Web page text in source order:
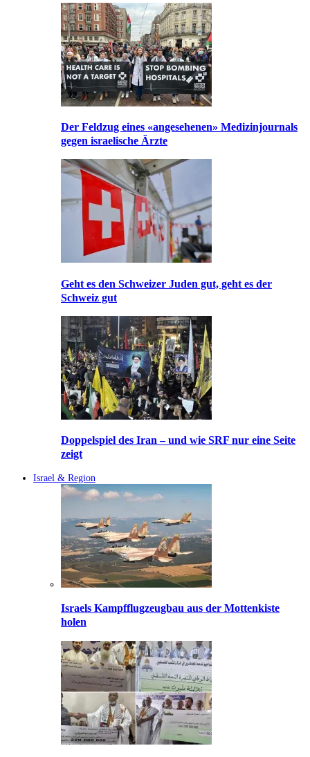
Der Feldzug eines «angesehenen» Medizinjournals
gegen israelische Ärzte
Geht es den Schweizer Juden gut, geht es der
Schweiz gut
Doppelspiel des Iran – und wie SRF nur eine Seite
zeigt
Israel & Region
Israels Kampfflugzeugbau aus der Mottenkiste
holen